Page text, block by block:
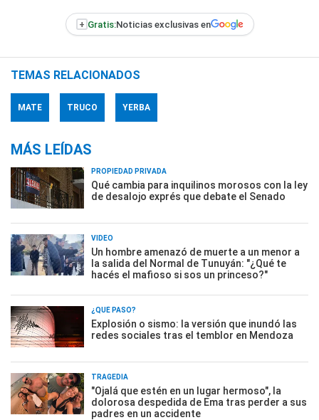
+ Gratis:Noticias exclusivas en
TEMAS RELACIONADOS
MATE TRUCO YERBA
MÁS LEÍDAS
PROPIEDAD PRIVADA
Qué cambia para inquilinos morosos con la ley
de desalojo exprés que debate el Senado
VIDEO
Un hombre amenazó de muerte a un menor a
la salida del Normal de Tunuyán: "¿Qué te
hacés el mafioso si sos un princeso?"
¿QUÉ PASÓ?
Explosión o sismo: la versión que inundó las
redes sociales tras el temblor en Mendoza
TRAGEDIA
"Ojalá que estén en un lugar hermoso", la
dolorosa despedida de Ema tras perder a sus
padres en un accidente